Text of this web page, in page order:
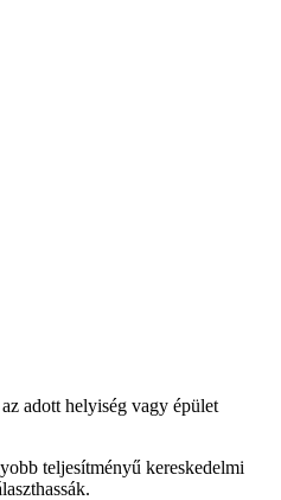
adott helyiség vagy épület
teljesítményű kereskedelmi